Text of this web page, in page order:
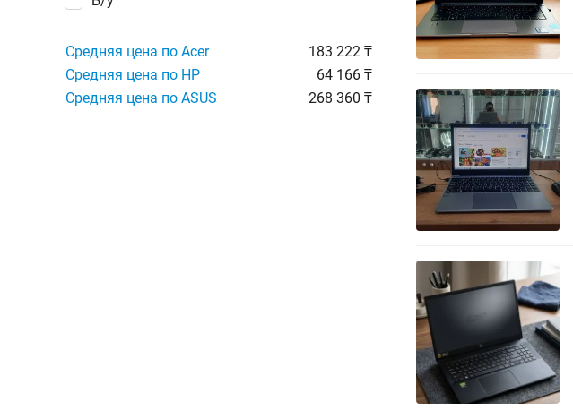
Средняя цена по Acer
183 222 ₸
Средняя цена по HP
64 166 ₸
Средняя цена по ASUS
268 360 ₸